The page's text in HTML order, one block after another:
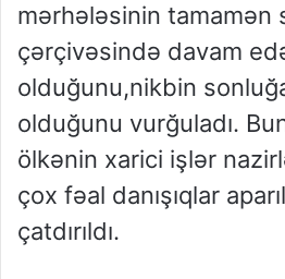
mərhələsinin tamamən
çərçivəsində davam
olduğunu,nikbin
olduğunu vurğuladı.
ölkənin xarici işlər
çox fəal danışıqlar
çatdırıldı.